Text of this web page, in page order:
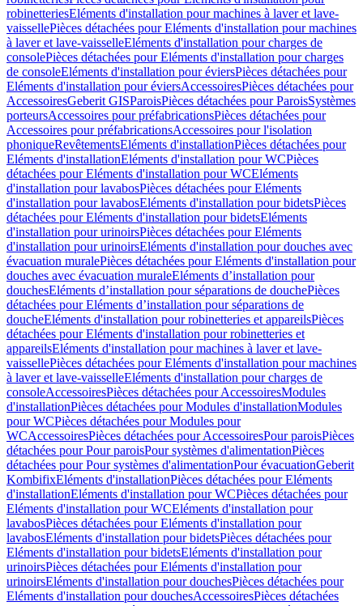
robinetteriesEléments d'installation pour machines à laver et lave-
vaissellePièces détachées pour Eléments d'installation pour machines
à laver et lave-vaisselleEléments d'installation pour charges de
consolePièces détachées pour Eléments d'installation pour charges
de consoleEléments d'installation pour éviersPièces détachées pour
Eléments d'installation pour éviersAccessoiresPièces détachées pour
AccessoiresGeberit GISParoisPièces détachées pour ParoisSystèmes
porteursAccessoires pour préfabricationsPièces détachées pour
Accessoires pour préfabricationsAccessoires pour l'isolation
phoniqueRevêtementsEléments d'installationPièces détachées pour
Eléments d'installationEléments d'installation pour WCPièces
détachées pour Eléments d'installation pour WCEléments
d'installation pour lavabosPièces détachées pour Eléments
d'installation pour lavabosEléments d'installation pour bidetsPièces
détachées pour Eléments d'installation pour bidetsEléments
d'installation pour urinoirsPièces détachées pour Eléments
d'installation pour urinoirsEléments d'installation pour douches avec
évacuation muralePièces détachées pour Eléments d'installation pour
douches avec évacuation muraleEléments d’installation pour
douchesEléments d’installation pour séparations de douchePièces
détachées pour Eléments d’installation pour séparations de
doucheEléments d'installation pour robinetteries et appareilsPièces
détachées pour Eléments d'installation pour robinetteries et
appareilsEléments d'installation pour machines à laver et lave-
vaissellePièces détachées pour Eléments d'installation pour machines
à laver et lave-vaisselleEléments d'installation pour charges de
consoleAccessoiresPièces détachées pour AccessoiresModules
d'installationPièces détachées pour Modules d'installationModules
pour WCPièces détachées pour Modules pour
WCAccessoiresPièces détachées pour AccessoiresPour paroisPièces
détachées pour Pour paroisPour systèmes d'alimentationPièces
détachées pour Pour systèmes d'alimentationPour évacuationGeberit
KombifixEléments d'installationPièces détachées pour Eléments
d'installationEléments d'installation pour WCPièces détachées pour
Eléments d'installation pour WCEléments d'installation pour
lavabosPièces détachées pour Eléments d'installation pour
lavabosEléments d'installation pour bidetsPièces détachées pour
Eléments d'installation pour bidetsEléments d'installation pour
urinoirsPièces détachées pour Eléments d'installation pour
urinoirsEléments d'installation pour douchesPièces détachées pour
Eléments d'installation pour douchesAccessoiresPièces détachées